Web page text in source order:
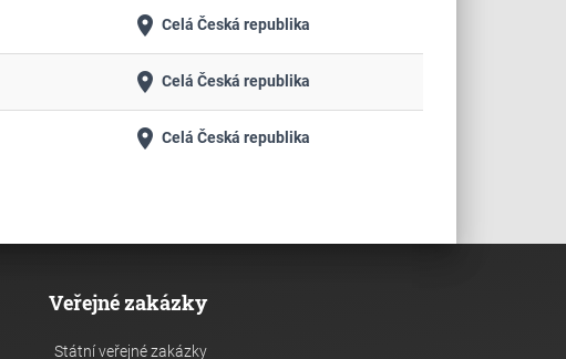
place Celá Česká republika
place Celá Česká republika
place Celá Česká republika
Veřejné zakázky
Státní veřejné zakázky